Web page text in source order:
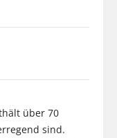
über 70
sind.